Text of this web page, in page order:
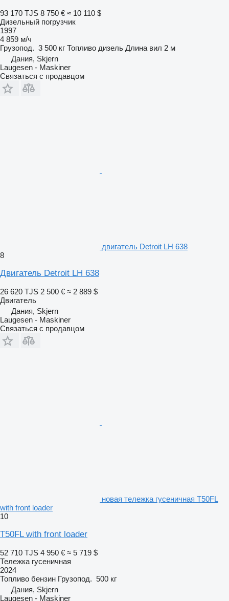
93 170 TJS 8 750 € ≈ 10 110 $
Дизельный погрузчик
1997
4 859 м/ч
Грузопод. 3 500 кг Топливо дизель Длина вил 2 м
Дания, Skjern
Laugesen - Maskiner
Связаться с продавцом
двигатель Detroit LH 638
8
Двигатель Detroit LH 638
26 620 TJS 2 500 € ≈ 2 889 $
Двигатель
Дания, Skjern
Laugesen - Maskiner
Связаться с продавцом
новая тележка гусеничная T50FL
with front loader
10
T50FL with front loader
52 710 TJS 4 950 € ≈ 5 719 $
Тележка гусеничная
2024
Топливо бензин Грузопод. 500 кг
Дания, Skjern
Laugesen - Maskiner